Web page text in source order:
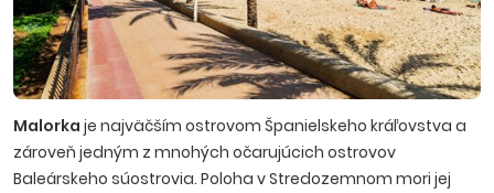
Malorka je najväčším ostrovom Španielskeho kráľovstva a
zároveň jedným z mnohých očarujúcich ostrovov
Baleárskeho súostrovia. Poloha v Stredozemnom mori jej